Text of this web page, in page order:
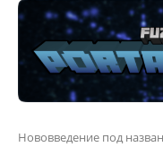
Нововведение под